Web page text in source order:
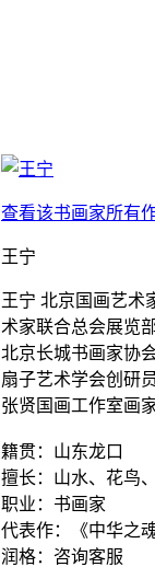
查看该书画家所有
王宁
王宁 北京国画艺术
术家联合总会展览
北京长城书画家协
扇子艺术学会创研员
张贤国画工作室画
籍贯：山东龙口
擅长：山水、花鸟
职业：书画家
代表作：《中华之
润格：咨询客服